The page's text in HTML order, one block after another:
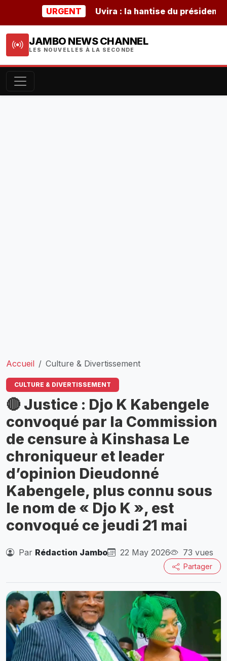
URGENT Uvira : la hantise du président
JAMBO NEWS CHANNEL
LES NOUVELLES À LA SECONDE
Accueil Culture & Divertissement
CULTURE & DIVERTISSEMENT
🔴 Justice : Djo K Kabengele
convoqué par la Commission
de censure à Kinshasa Le
chroniqueur et leader
d’opinion Dieudonné
Kabengele, plus connu sous
le nom de « Djo K », est
convoqué ce jeudi 21 mai
Par Rédaction Jambo 22 May 2026 73 vues
Partager